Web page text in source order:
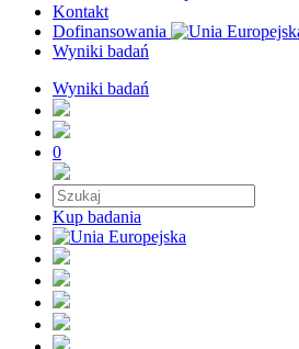
Kontakt
Dofinansowania
Wyniki badań
Wyniki badań
0
Kup badania